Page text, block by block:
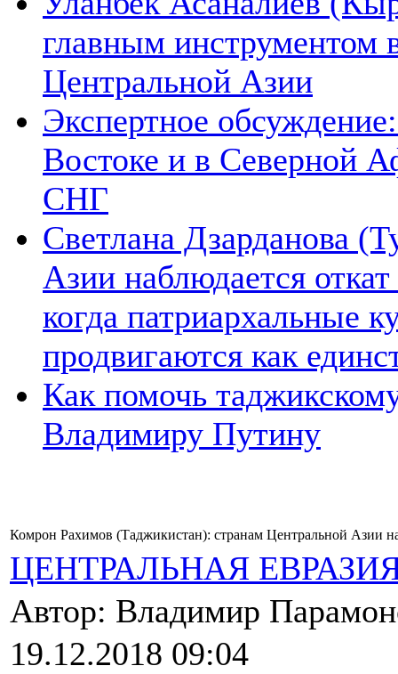
главным инструментом
Центральной Азии
Экспертное
Востоке и в Северной
СНГ
Светлана Дзарданова
Азии наблюдается
когда патриархальные
продвигаются как
Как помочь
Владимиру Путину
Комрон Рахимов (Таджикистан): странам Центральной Азии
ЦЕНТРАЛЬНАЯ
Автор: Владимир
19.12.2018 09:04